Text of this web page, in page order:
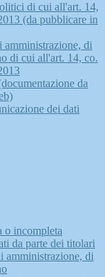
di cui all'art. 14,
(da pubblicare in
di
di cui all'art. 14, co.
da
dei dati
o incompleta
da parte dei titolari
di